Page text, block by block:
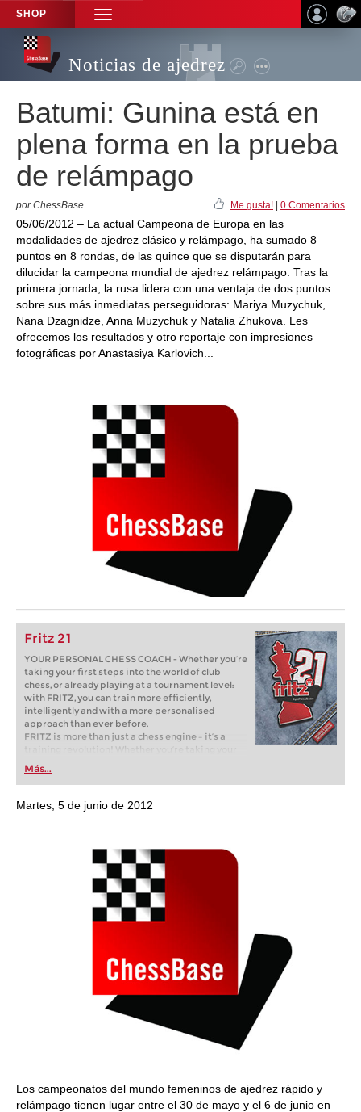
SHOP
TOGGLE
NAVIGATION
Noticias de ajedrez
Batumi: Gunina está en
plena forma en la prueba
de relámpago
por ChessBase Me gusta! 0 Comentarios
05/06/2012 – La actual Campeona de Europa en las
modalidades de ajedrez clásico y relámpago, ha sumado 8
puntos en 8 rondas, de las quince que se disputarán para
dilucidar la campeona mundial de ajedrez relámpago. Tras la
primera jornada, la rusa lidera con una ventaja de dos puntos
sobre sus más inmediatas perseguidoras: Mariya Muzychuk,
Nana Dzagnidze, Anna Muzychuk y Natalia Zhukova. Les
ofrecemos los resultados y otro reportaje con impresiones
fotográficas por Anastasiya Karlovich...
Fritz 21
YOUR PERSONAL CHESS COACH - Whether you’re
taking your first steps into the world of club
chess, or already playing at a tournament level:
with FRITZ, you can train more efficiently,
intelligently and with a more personalised
approach than ever before.
FRITZ is more than just a chess engine – it’s a
training revolution! Whether you’re taking your
first steps into the world of club chess, or already
playing at a tournament level: with FRITZ, you can
train more efficiently, intelligently and with a
more personalised approach than ever before.
Más...
Martes, 5 de junio de 2012
Los campeonatos del mundo femeninos de ajedrez rápido y
relámpago tienen lugar entre el 30 de mayo y el 6 de junio en